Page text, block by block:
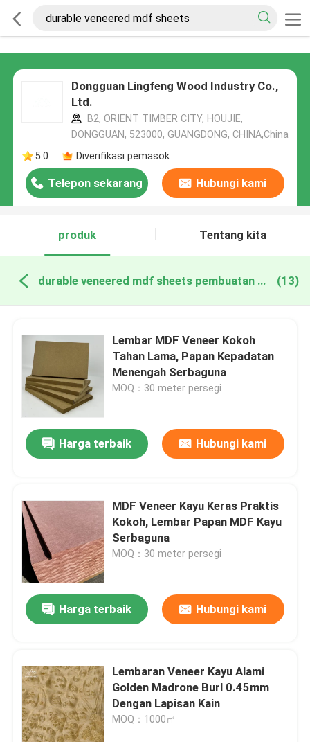
Dongguan Lingfeng Wood Industry Co.,
Ltd.
B2, ORIENT TIMBER CITY, HOUJIE,
DONGGUAN, 523000, GUANGDONG, CHINA,China
5.0
Diverifikasi pemasok
Telepon sekarang Hubungi kami
produk Tentang kita
durable veneered mdf sheets pembuatan online (13)
Lembar MDF Veneer Kokoh
Tahan Lama, Papan Kepadatan
Menengah Serbaguna
MOQ：30 meter persegi
Harga terbaik Hubungi kami
MDF Veneer Kayu Keras Praktis
Kokoh, Lembar Papan MDF Kayu
Serbaguna
MOQ：30 meter persegi
Harga terbaik Hubungi kami
Lembaran Veneer Kayu Alami
Golden Madrone Burl 0.45mm
Dengan Lapisan Kain
MOQ：1000㎡